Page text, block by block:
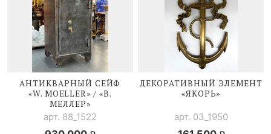
АНТИКВАРНЫЙ СЕЙФ
«W. MOELLER» / «В.
МЕЛЛЕР»
арт. 88_1522
ДЕКОРАТИВНЫЙ ЭЛЕМЕНТ
«ЯКОРЬ»
арт. 03_1950